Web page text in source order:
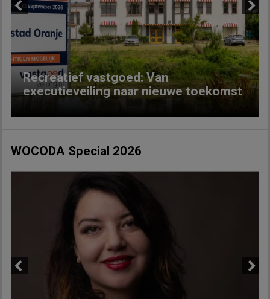
Recreatief vastgoed: Van
executieveiling naar nieuwe toekomst
Next
WOCODA Special 2026